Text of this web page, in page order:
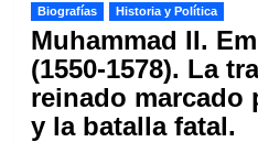
Biografías Historia y Política
Muhammad II.
(1550-1578). La
reinado marcado
y la batalla fatal.